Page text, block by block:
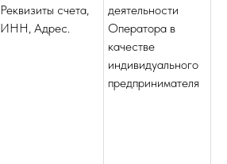
Реквизиты счета,
ИНН, Адрес.
деятельности
Оператора в
качестве
индивидуального
предпринимателя